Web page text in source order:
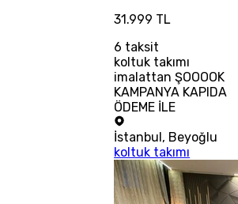
31.999 TL
6 taksit
koltuk takımı
imalattan ŞOOOOK
KAMPANYA KAPIDA
ÖDEME İLE
İstanbul, Beyoğlu
koltuk takımı